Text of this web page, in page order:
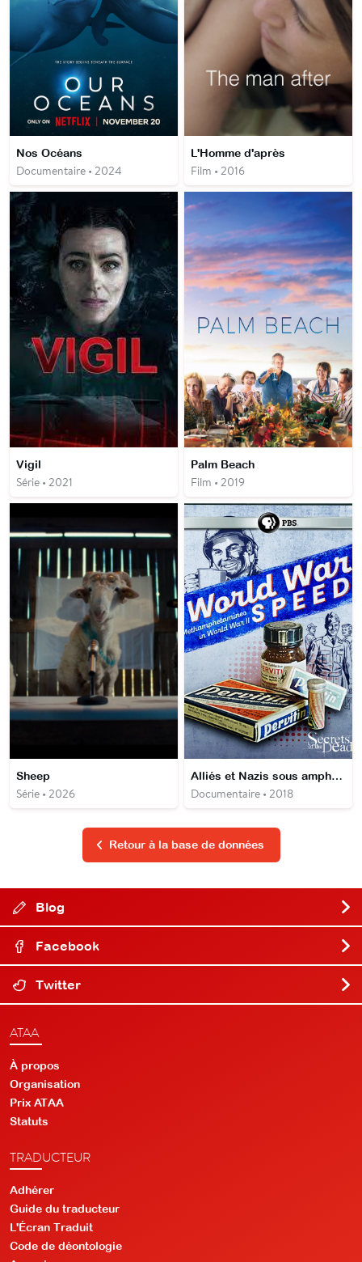
Nos Océans
Documentaire • 2024
L'Homme d'après
Film • 2016
Vigil
Série • 2021
Palm Beach
Film • 2019
Sheep
Série • 2026
Alliés et Nazis sous amphétamines
Documentaire • 2018
Retour à la base de données
Blog
Facebook
Twitter
ATAA
À propos
Organisation
Prix ATAA
Statuts
TRADUCTEUR
Adhérer
Guide du traducteur
L'Écran Traduit
Code de déontologie